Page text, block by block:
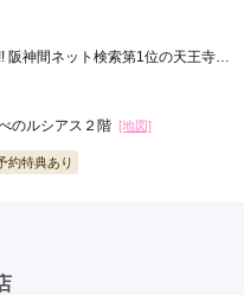
阪神間ネット検索第1位の天王寺エ
のルシアス２階 [地図]
約特典あり